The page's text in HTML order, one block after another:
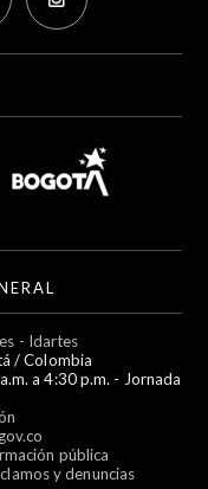
- Idartes
/ Colombia
a 4:30 p.m. - Jornada
pública
y denuncias